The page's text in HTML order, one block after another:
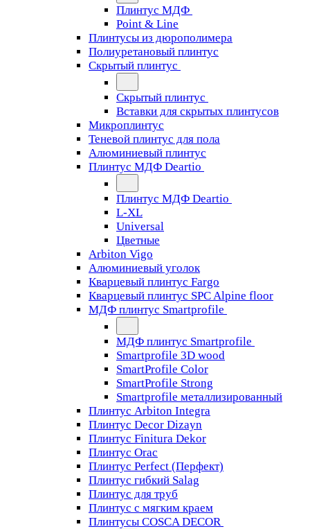
Плинтус МДФ
Point & Line
Плинтусы из дюрополимера
Полиуретановый плинтус
Скрытый плинтус
Скрытый плинтус
Вставки для скрытых плинтусов
Микроплинтус
Теневой плинтус для пола
Алюминиевый плинтус
Плинтус МДФ Deartio
Плинтус МДФ Deartio
L-XL
Universal
Цветные
Arbiton Vigo
Алюминиевый уголок
Кварцевый плинтус Fargo
Кварцевый плинтус SPC Alpine floor
МДФ плинтус Smartprofile
МДФ плинтус Smartprofile
Smartprofile 3D wood
SmartProfile Color
SmartProfile Strong
Smartprofile металлизированный
Плинтус Arbiton Integra
Плинтус Decor Dizayn
Плинтус Finitura Dekor
Плинтус Orac
Плинтус Perfect (Перфект)
Плинтус гибкий Salag
Плинтус для труб
Плинтус с мягким краем
Плинтусы COSCA DECOR